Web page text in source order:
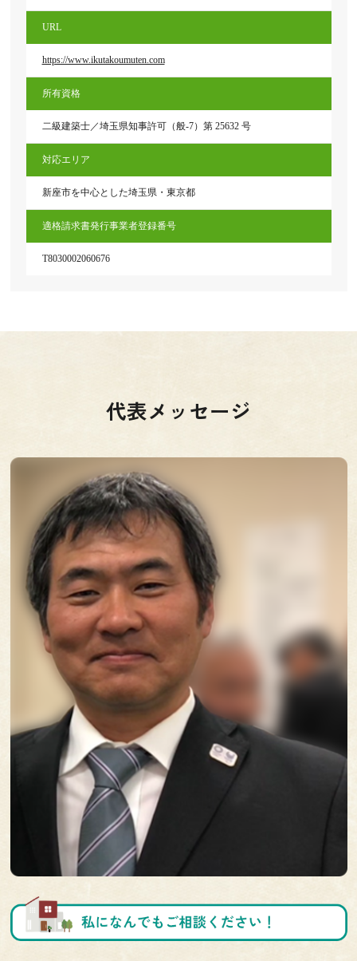
URL
https://www.ikutakoumuten.com
所有資格
二級建築士／埼玉県知事許可（般-7）第 25632 号
対応エリア
新座市を中心とした埼玉県・東京都
適格請求書発行事業者登録番号
T8030002060676
代表メッセージ